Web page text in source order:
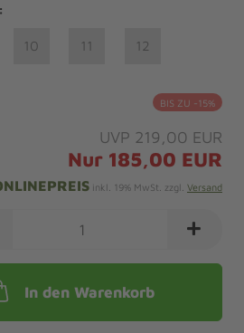
10 11 12
BIS ZU -15%
UVP 219,00 EUR
Nur 185,00 EUR
inkl. 19% MwSt. zzgl. Versand
In den Warenkorb